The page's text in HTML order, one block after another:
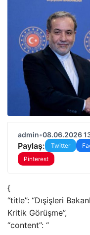
admin•08.06.2026
Paylaş: Twitter
Pinterest
{
“title”: “Dışişleri
Kritik Görüşme”,
“content”: “